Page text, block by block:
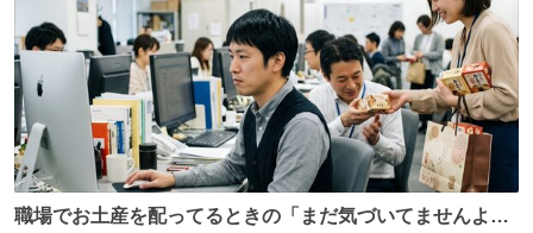
職場でお土産を配ってるときの「まだ気づいてませんよ」